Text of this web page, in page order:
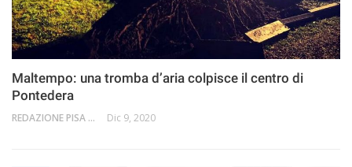
Maltempo: una tromba d’aria colpisce il centro di
Pontedera
REDAZIONE PISA 2.0 Dic 9, 2020